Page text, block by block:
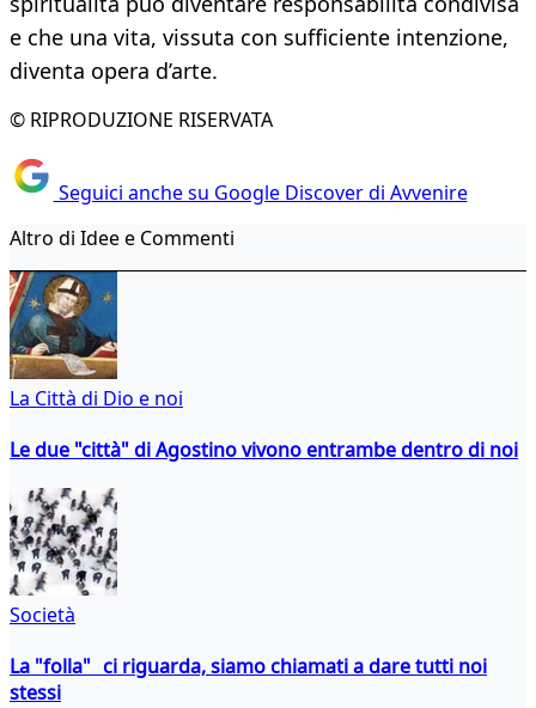
e che una vita, vissuta con sufficiente intenzione,
diventa opera d’arte.
© RIPRODUZIONE RISERVATA
Seguici anche su Google Discover di Avvenire
Altro di Idee e Commenti
La Città di Dio e noi
Le due "città" di Agostino vivono entrambe dentro di noi
Società
La "folla" ci riguarda, siamo chiamati a dare tutti noi
stessi